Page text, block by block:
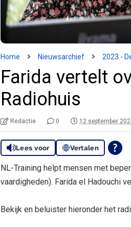
Home Nieuwsarchief 2023 -
Farida vertelt
Radiohuis
Redactie 0 12 september
Lees voor Vertalen
NL-Training helpt mensen met
vaardigheden). Farida el Hadouchi
Bekijk en beluister hieronder het